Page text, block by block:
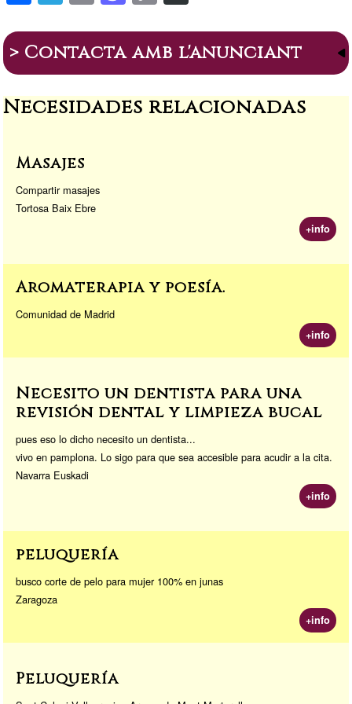
h
ar
e
el
e
gr
a
m
m
ail
a
st
o
d
o
o
p
y
Li
n
s
p
or
a
> Contacta amb l'anunciant
Necesidades relacionadas
Masajes
Compartir masajes
Tortosa Baix Ebre
+info
Aromaterapia y poesía.
Comunidad de Madrid
+info
Necesito un dentista para una
revisión dental y limpieza bucal
pues eso lo dicho necesito un dentista...
vivo en pamplona. Lo sigo para que sea accesible para acudir a la cita.
Navarra Euskadi
+info
peluquería
busco corte de pelo para mujer 100% en junas
Zaragoza
+info
Peluquería